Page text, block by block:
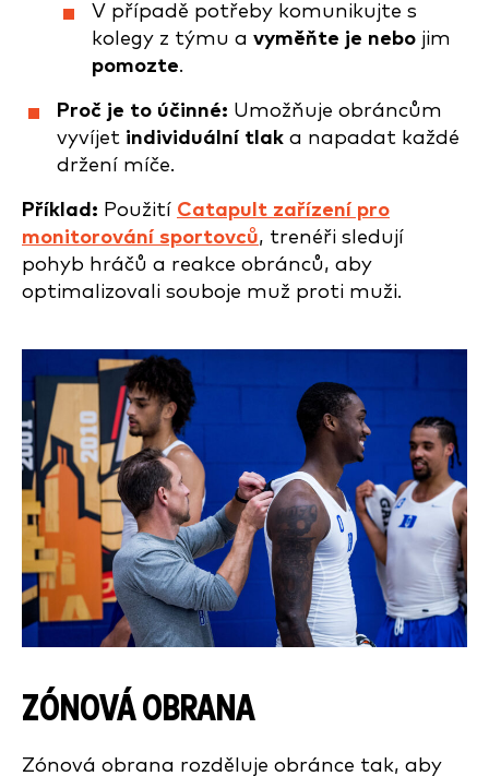
V případě potřeby komunikujte s
kolegy z týmu a vyměňte je nebo jim
pomozte.
Proč je to účinné: Umožňuje obráncům
vyvíjet individuální tlak a napadat každé
držení míče.
Příklad: Použití Catapult zařízení pro
monitorování sportovců, trenéři sledují
pohyb hráčů a reakce obránců, aby
optimalizovali souboje muž proti muži.
ZÓNOVÁ OBRANA
Zónová obrana rozděluje obránce tak, aby